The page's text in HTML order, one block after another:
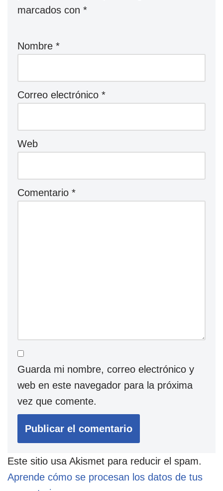
marcados con *
Nombre *
Correo electrónico *
Web
Comentario *
Guarda mi nombre, correo electrónico y
web en este navegador para la próxima
vez que comente.
Este sitio usa Akismet para reducir el spam.
Aprende cómo se procesan los datos de tus